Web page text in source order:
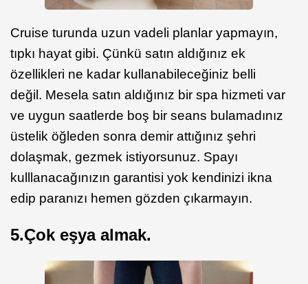
Cruise turunda uzun vadeli planlar yapmayın,
tıpkı hayat gibi. Çünkü satın aldığınız ek
özellikleri ne kadar kullanabileceğiniz belli
değil. Mesela satın aldığınız bir spa hizmeti var
ve uygun saatlerde boş bir seans bulamadınız
üstelik öğleden sonra demir attığınız şehri
dolaşmak, gezmek istiyorsunuz. Spayı
kulllanacağınızın garantisi yok kendinizi ikna
edip paranızı hemen gözden çıkarmayın.
5.Çok eşya almak.